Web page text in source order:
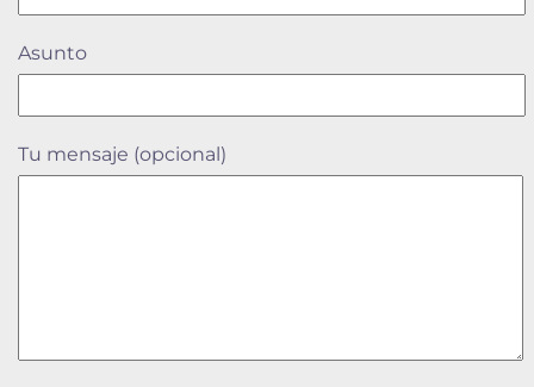
Asunto
Tu mensaje (opcional)